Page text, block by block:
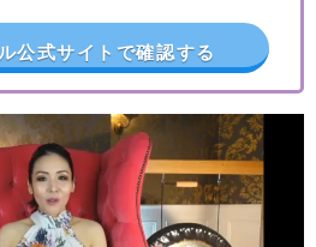
公式サイトで確認する